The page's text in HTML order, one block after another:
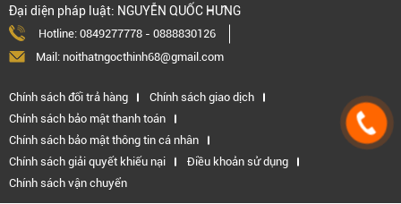
Đại diện pháp luật: NGUYỄN QUỐC HƯNG
Hotline: 0849277778 - 0888830126
Mail: noithatngocthinh68@gmail.com
Chính sách đổi trả hàng
Chính sách giao dịch
Chính sách bảo mật thanh toán
Chính sách bảo mật thông tin cá nhân
Chính sách giải quyết khiếu nại
Điều khoản sử dụng
Chính sách vận chuyển